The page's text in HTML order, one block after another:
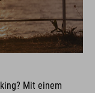
Mit einem